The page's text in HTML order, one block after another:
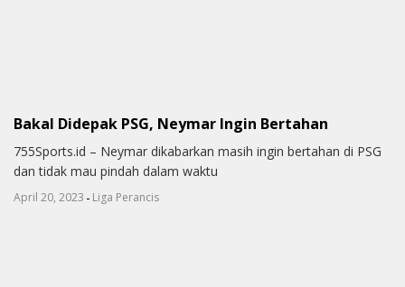
Bakal Didepak PSG, Neymar Ingin Bertahan
755Sports.id – Neymar dikabarkan masih ingin bertahan di PSG
dan tidak mau pindah dalam waktu
April 20, 2023 - Liga Perancis